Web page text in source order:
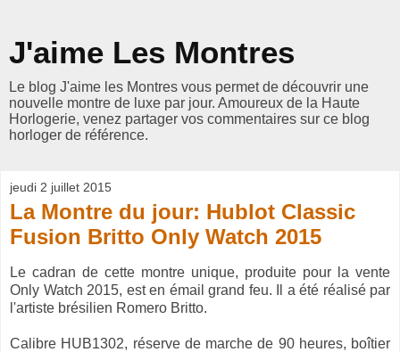
J'aime Les Montres
Le blog J'aime les Montres vous permet de découvrir une
nouvelle montre de luxe par jour. Amoureux de la Haute
Horlogerie, venez partager vos commentaires sur ce blog
horloger de référence.
jeudi 2 juillet 2015
La Montre du jour: Hublot Classic
Fusion Britto Only Watch 2015
Le cadran de cette montre unique, produite pour la vente
Only Watch 2015, est en émail grand feu. Il a été réalisé par
l'artiste brésilien Romero Britto.
Calibre HUB1302, réserve de marche de 90 heures, boîtier